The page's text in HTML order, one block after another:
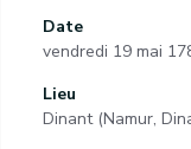
Date
vendredi 19 mai
Lieu
Dinant (Namur,